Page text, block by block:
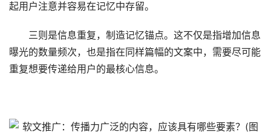
起用户注意并容易在记忆中存留。
三则是信息重复，制造记忆锚点。这不仅是指增加信息
曝光的数量频次，也是指在同样篇幅的文案中，需要尽可能
重复想要传递给用户的最核心信息。